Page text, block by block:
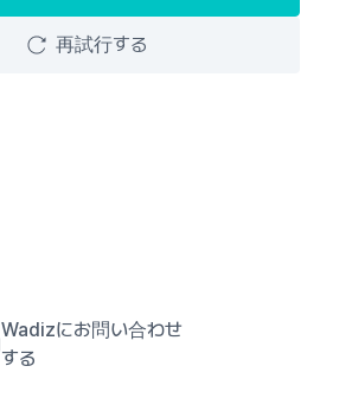
再試行する
Wadizにお問い合わせ
する